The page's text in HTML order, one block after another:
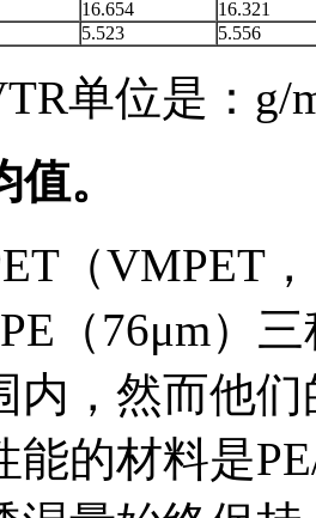
16.654
16.321
5.523 5.556
单位是：g/
。
（VMPET
（76μm）
内，然而他
能的材料是